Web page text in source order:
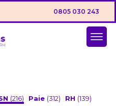
0805 030 243
(216) Paie (312) RH (139)